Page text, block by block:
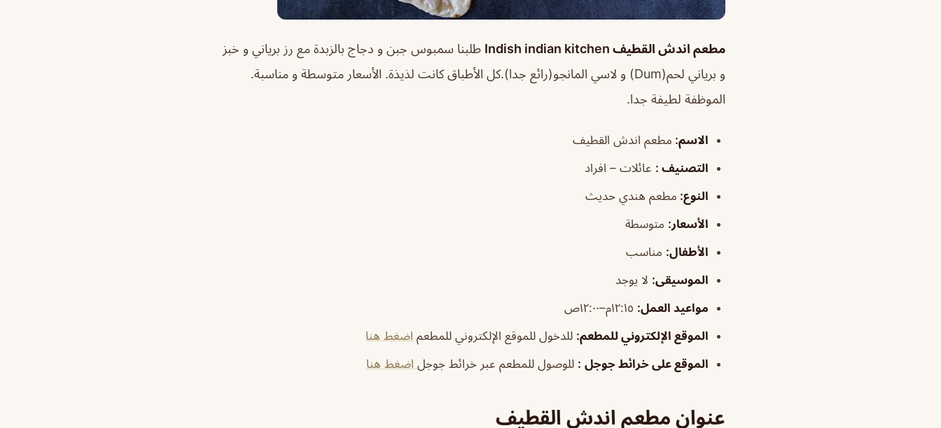
مطعم اندش القطيف Indish indian kitchen
طلبنا سمبوس جبن و دجاج بالزبدة مع رز برياني و خبز
و برياني لحم(Dum) و لاسي المانجو(رائع جدا).كل الأطباق كانت لذيذة. الأسعار متوسطة و مناسبة.
الموظفة لطيفة جدا.
الاسم: مطعم اندش القطيف
التصنيف : عائلات – افراد
النوع: مطعم هندي حديث
الأسعار: متوسطة
الأطفال: مناسب
الموسيقى: لا يوجد
مواعيد العمل:
الموقع الإلكتروني للمطعم: للدخول للموقع الإلكتروني للمطعم اضغط هنا
الموقع على خرائط جوجل : للوصول للمطعم عبر خرائط جوجل اضغط هنا
عنوان مطعم اندش القطيف